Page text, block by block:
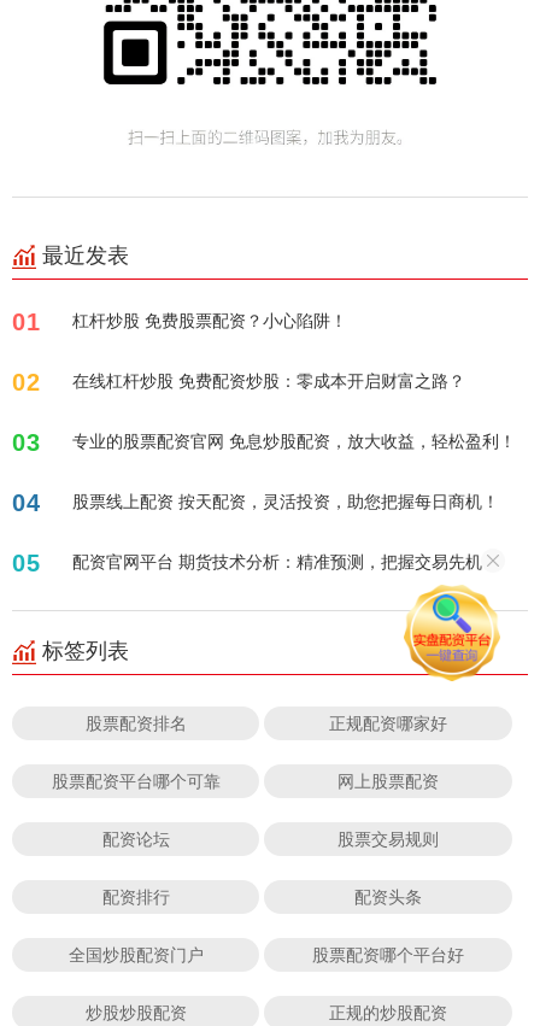
最近发表
01 杠杆炒股 免费股票配资？小心陷阱！
02 在线杠杆炒股 免费配资炒股：零成本开启财富之路？
03 专业的股票配资官网 免息炒股配资，放大收益，轻松盈利！
04 股票线上配资 按天配资，灵活投资，助您把握每日商机！
05 配资官网平台 期货技术分析：精准预测，把握交易先机
标签列表
股票配资排名 正规配资哪家好
股票配资平台哪个可靠 网上股票配资
配资论坛 股票交易规则
配资排行 配资头条
全国炒股配资门户 股票配资哪个平台好
炒股炒股配资 正规的炒股配资